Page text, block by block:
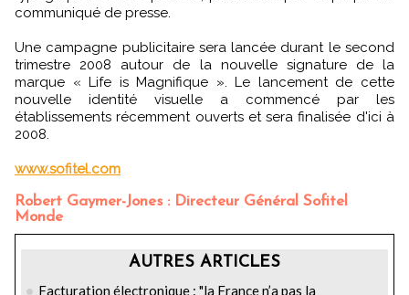
communiqué de presse.
Une campagne publicitaire sera lancée durant le second
trimestre 2008 autour de la nouvelle signature de la
marque « Life is Magnifique ». Le lancement de cette
nouvelle identité visuelle a commencé par les
établissements récemment ouverts et sera finalisée d'ici à
2008.
www.sofitel.com
Robert Gaymer-Jones : Directeur Général Sofitel
Monde
AUTRES ARTICLES
Facturation électronique : "la France n’a pas la